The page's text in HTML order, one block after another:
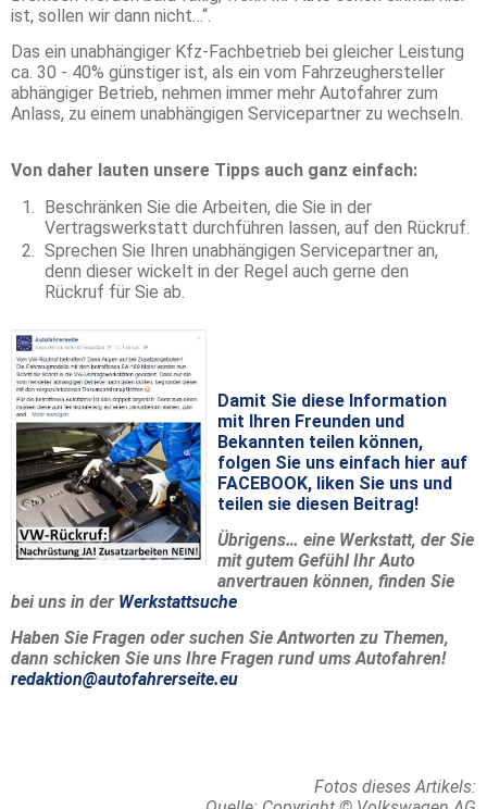
ist, sollen wir dann nicht…“.
Das ein unabhängiger Kfz-Fachbetrieb bei gleicher Leistung
ca. 30 - 40% günstiger ist, als ein vom Fahrzeughersteller
abhängiger Betrieb, nehmen immer mehr Autofahrer zum
Anlass, zu einem unabhängigen Servicepartner zu wechseln.
Von daher lauten unsere Tipps auch ganz einfach:
Beschränken Sie die Arbeiten, die Sie in der
Vertragswerkstatt durchführen lassen, auf den Rückruf.
Sprechen Sie Ihren unabhängigen Servicepartner an,
denn dieser wickelt in der Regel auch gerne den
Rückruf für Sie ab.
Damit Sie diese Information
mit Ihren Freunden und
Bekannten teilen können,
folgen Sie uns einfach hier auf
FACEBOOK, liken Sie uns und
teilen sie diesen Beitrag!
Übrigens… eine Werkstatt, der Sie
mit gutem Gefühl Ihr Auto
anvertrauen können, finden Sie
bei uns in der Werkstattsuche
Haben Sie Fragen oder suchen Sie Antworten zu Themen,
dann schicken Sie uns Ihre Fragen rund ums Autofahren!
redaktion@autofahrerseite.eu
Fotos dieses Artikels: